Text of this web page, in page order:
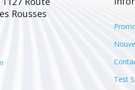
Rousses
Test